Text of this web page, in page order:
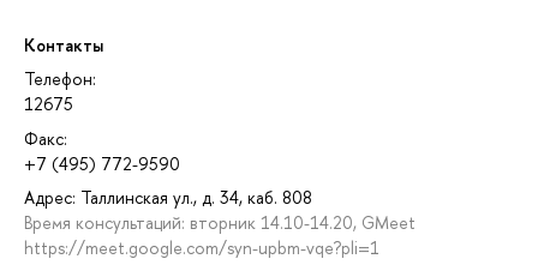
Контакты
Телефон:
12675
Факс:
+7 (495) 772-9590
Адрес: Таллинская ул., д. 34, каб. 808
Время консультаций: вторник 14.10-14.20, GMeet
https://meet.google.com/syn-upbm-vqe?pli=1